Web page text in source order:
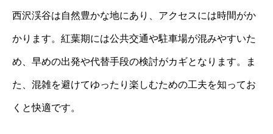
西沢渓谷は自然豊かな地にあり、アクセスには時間がか
かります。紅葉期には公共交通や駐車場が混みやすいた
め、早めの出発や代替手段の検討がカギとなります。ま
た、混雑を避けてゆったり楽しむための工夫を知ってお
くと快適です。